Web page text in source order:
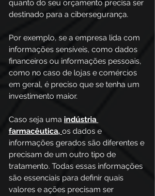
quanto do seu orçamento precisa ser
destinado para a cibersegurança.
Por exemplo, se a empresa lida com
informações sensíveis, como dados
financeiros ou informações pessoais,
como no caso de lojas e comércios
em geral, é preciso que se tenha um
investimento maior.
Caso seja uma indústria
farmacêutica, os dados e
informações gerados são diferentes e
precisam de um outro tipo de
tratamento. Todas essas informações
são essenciais para definir quais
valores e ações precisam ser